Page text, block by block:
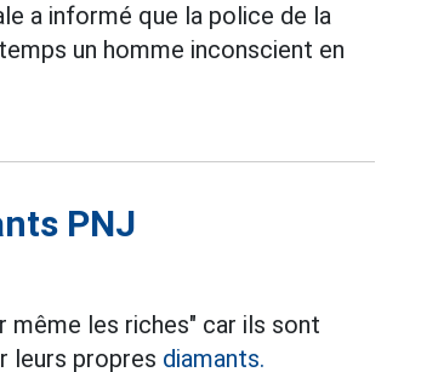
a informé que la police de la
un homme inconscient en
PNJ
les riches" car ils sont
leurs propres diamants.